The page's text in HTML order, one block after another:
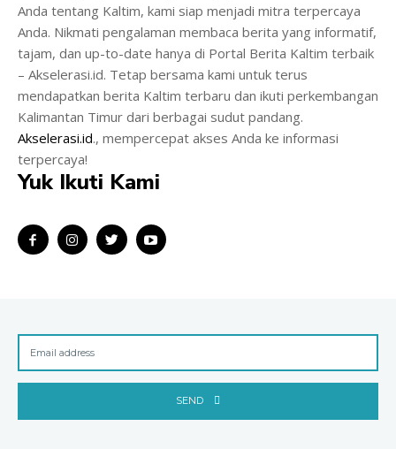
Anda tentang Kaltim, kami siap menjadi mitra terpercaya
Anda. Nikmati pengalaman membaca berita yang informatif,
tajam, dan up-to-date hanya di Portal Berita Kaltim terbaik
– Akselerasi.id. Tetap bersama kami untuk terus
mendapatkan berita Kaltim terbaru dan ikuti perkembangan
Kalimantan Timur dari berbagai sudut pandang.
Akselerasi.id., mempercepat akses Anda ke informasi
terpercaya!
Yuk Ikuti Kami
SEND